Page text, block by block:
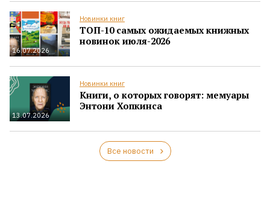
16.07.2026
Новинки книг
ТОП-10 самых ожидаемых книжных
новинок июля-2026
13.07.2026
Новинки книг
Книги, о которых говорят: мемуары
Энтони Хопкинса
Все новости